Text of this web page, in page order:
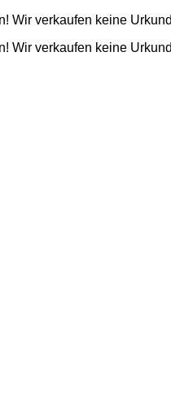
Wir verkaufen keine
Wir verkaufen keine